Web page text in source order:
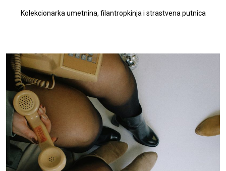
Kolekcionarka umetnina, filantropkinja i strastvena putnica